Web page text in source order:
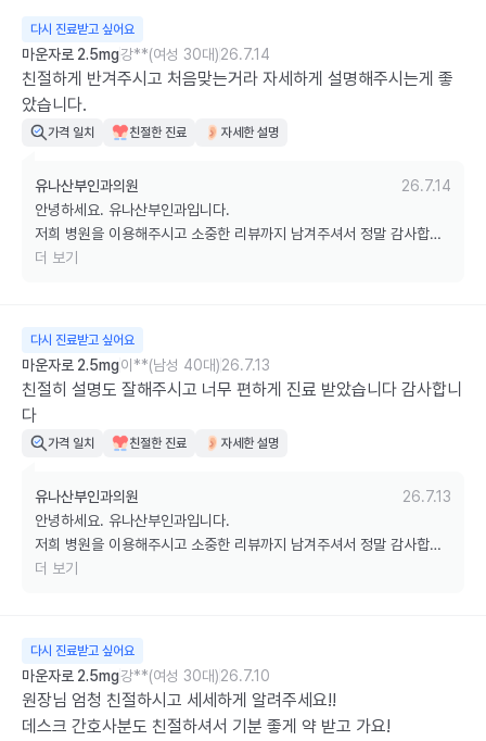
다시 진료받고 싶어요
마운자로 2.5mg강**(여성 30대)26.7.14
친절하게 반겨주시고 처음맞는거라 자세하게 설명해주시는게 좋
았습니다.
가격 일치 친절한 진료 자세한 설명
유나산부인과의원
26.7.14
안녕하세요. 유나산부인과입니다.
저희 병원을 이용해주시고 소중한 리뷰까지 남겨주셔서 정말 감사합니
다.
더 보기
다시 진료받고 싶어요
마운자로 2.5mg이**(남성 40대)26.7.13
친절히 설명도 잘해주시고 너무 편하게 진료 받았습니다 감사합니
다
가격 일치 친절한 진료 자세한 설명
유나산부인과의원
26.7.13
안녕하세요. 유나산부인과입니다.
저희 병원을 이용해주시고 소중한 리뷰까지 남겨주셔서 정말 감사합니
다.
더 보기
다시 진료받고 싶어요
마운자로 2.5mg강**(여성 30대)26.7.10
원장님 엄청 친절하시고 세세하게 알려주세요!!
데스크 간호사분도 친절하셔서 기분 좋게 약 받고 가요!